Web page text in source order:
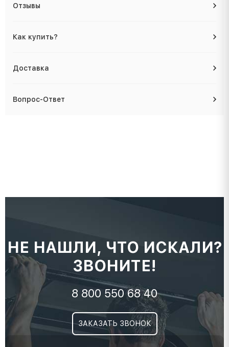
Отзывы
Как купить?
Доставка
Вопрос-Ответ
НЕ НАШЛИ, ЧТО ИСКАЛИ?
ЗВОНИТЕ!
8 800 550 68 40
ЗАКАЗАТЬ ЗВОНОК